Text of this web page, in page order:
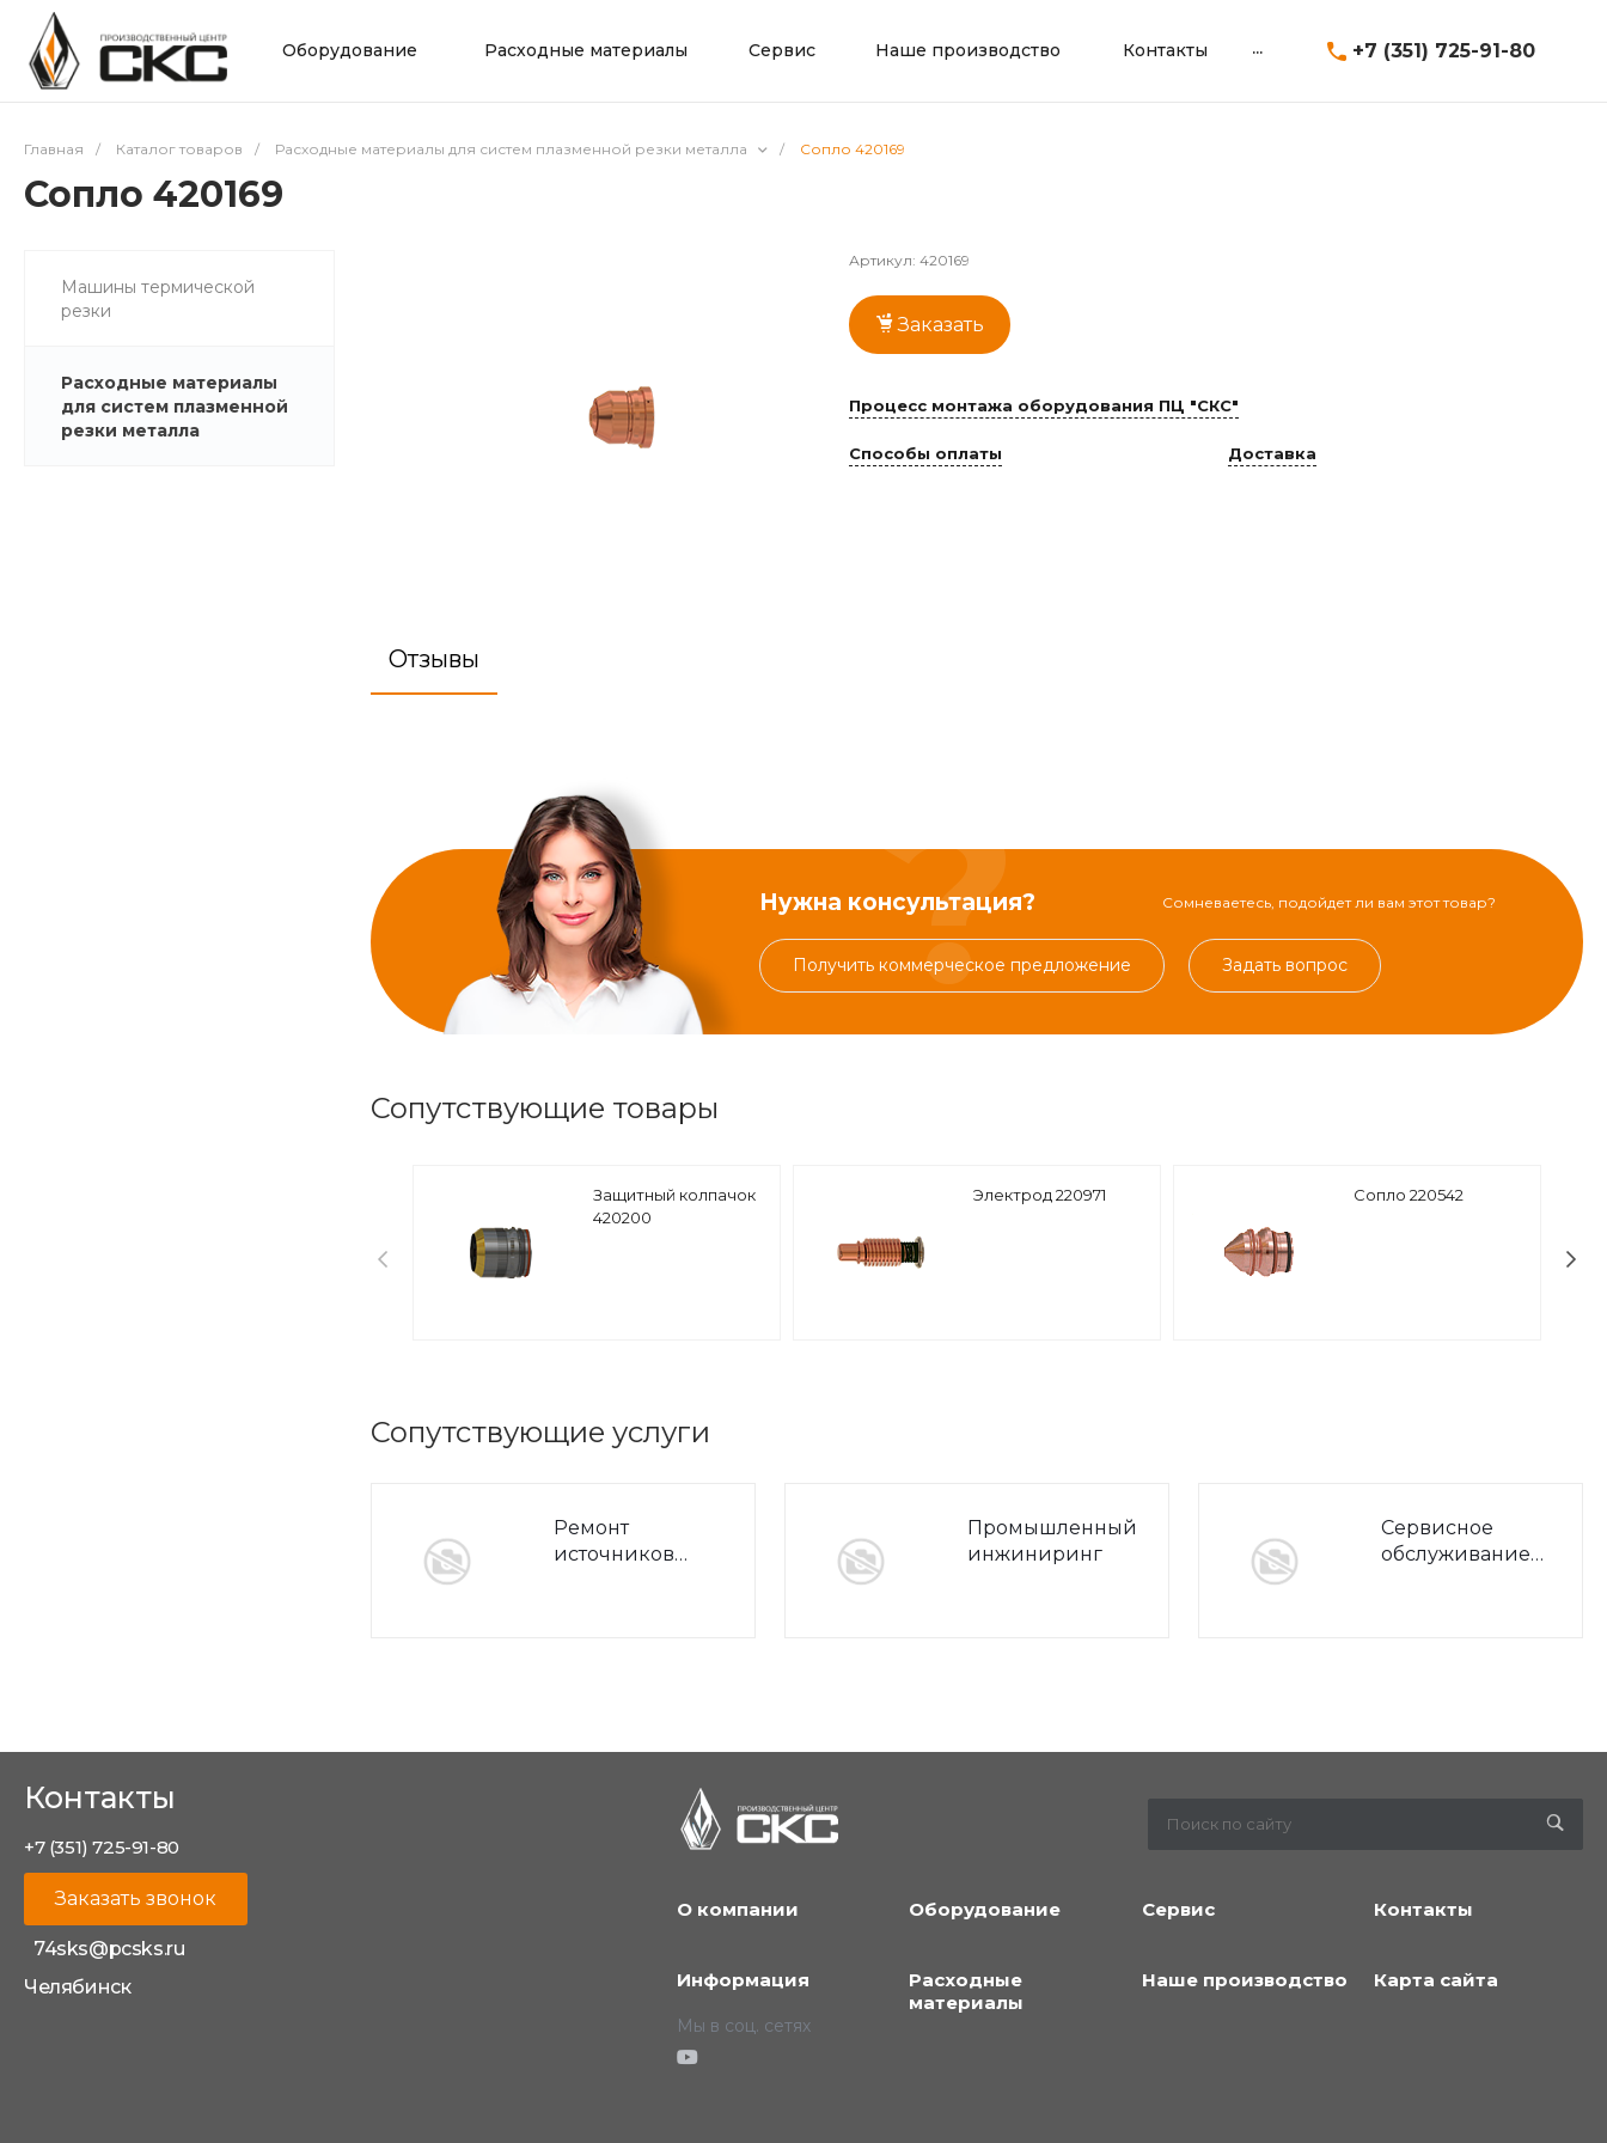
Оборудование Расходные материалы Сервис Наше производство Контакты ... +7 (351) 725-91-80
Главная / Каталог товаров / Расходные материалы для систем плазменной резки металла / Сопло 420169
Сопло 420169
Машины термической
резки
Расходные материалы
для систем плазменной
резки металла
Артикул: 420169
Заказать
Процесс монтажа оборудования ПЦ "СКС"
Способы оплаты Доставка
Отзывы
Нужна консультация? Сомневаетесь, подойдет ли вам этот товар?
Получить коммерческое предложение Задать вопрос
Сопутствующие товары
Защитный колпачок
420200
Электрод 220971 Сопло 220542
Сопутствующие услуги
Ремонт
источников
Промышленный
инжиниринг
Сервисное
обслуживание
Контакты
+7 (351) 725-91-80
Заказать звонок
74sks@pcsks.ru
Челябинск
О компании Оборудование Сервис Контакты
Информация
Расходные
материалы
Наше производство Карта сайта
Мы в соц. сетях